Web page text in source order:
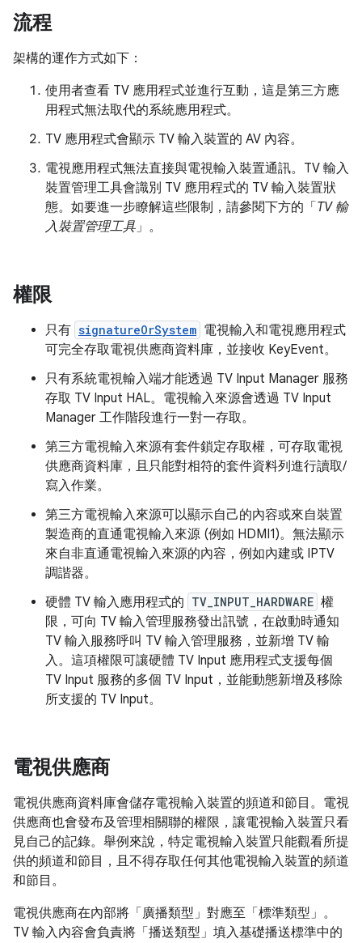
流程
架構的運作方式如下：
使用者查看 TV 應用程式並進行互動，這是第三方應
用程式無法取代的系統應用程式。
TV 應用程式會顯示 TV 輸入裝置的 AV 內容。
電視應用程式無法直接與電視輸入裝置通訊。TV 輸入
裝置管理工具會識別 TV 應用程式的 TV 輸入裝置狀
態。如要進一步瞭解這些限制，請參閱下方的「 TV 輸
入裝置管理工具」。
權限
只有 signatureOrSystem 電視輸入和電視應用程式
可完全存取電視供應商資料庫，並接收 KeyEvent。
只有系統電視輸入端才能透過 TV Input Manager 服務
存取 TV Input HAL。電視輸入來源會透過 TV Input
Manager 工作階段進行一對一存取。
第三方電視輸入來源有套件鎖定存取權，可存取電視
供應商資料庫，且只能對相符的套件資料列進行讀取/
寫入作業。
第三方電視輸入來源可以顯示自己的內容或來自裝置
製造商的直通電視輸入來源 (例如 HDMI1)。無法顯示
來自非直通電視輸入來源的內容，例如內建或 IPTV
調諧器。
硬體 TV 輸入應用程式的 TV_INPUT_HARDWARE 權
限，可向 TV 輸入管理服務發出訊號，在啟動時通知
TV 輸入服務呼叫 TV 輸入管理服務，並新增 TV 輸
入。這項權限可讓硬體 TV Input 應用程式支援每個
TV Input 服務的多個 TV Input，並能動態新增及移除
所支援的 TV Input。
電視供應商
電視供應商資料庫會儲存電視輸入裝置的頻道和節目。電視
供應商也會發布及管理相關聯的權限，讓電視輸入裝置只看
見自己的記錄。舉例來說，特定電視輸入裝置只能觀看所提
供的頻道和節目，且不得存取任何其他電視輸入裝置的頻道
和節目。
電視供應商在內部將「廣播類型」對應至「標準類型」。
TV 輸入內容會負責將「播送類型」填入基礎播送標準中的